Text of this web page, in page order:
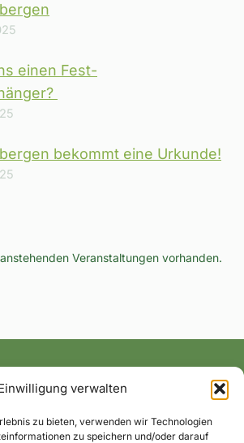
verwalten
zu bieten, verwenden wir Technologien
zu speichern und/oder darauf
einen Fest-
bekommt eine Urkunde!
Veranstaltungen vorhanden.
und Termine ins Postfach!